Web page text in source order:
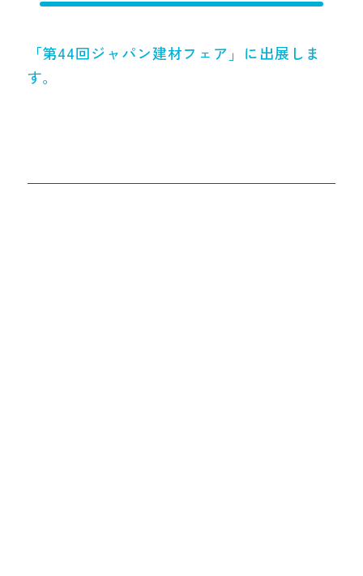
「第44回ジャパン建材フェア」に出展しま
す。